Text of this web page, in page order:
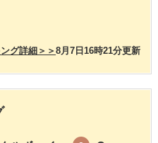
8月7日16時21分更新
グ詳細＞＞